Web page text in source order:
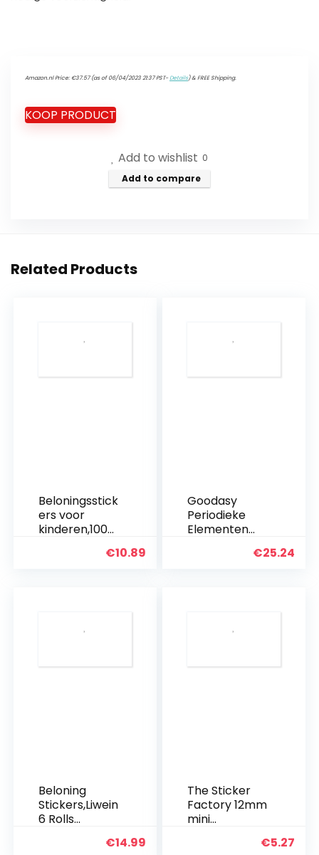
Amazon.nl Price: €37.57(as of 06/04/2023 21:37 PST-Details)&FREE Shipping.
KOOP PRODUCT
Add to wishlist 0
Add to compare
Related Products
Beloningsstick
ers voor
kinderen,1000
€10.89
Goodasy
Periodieke
Elementen
Monsters Gift
€25.24
Beloning
Stickers,Liwein
6 Rolls
Stickers voor
€14.99
The Sticker
Factory 12mm
mini
€5.27